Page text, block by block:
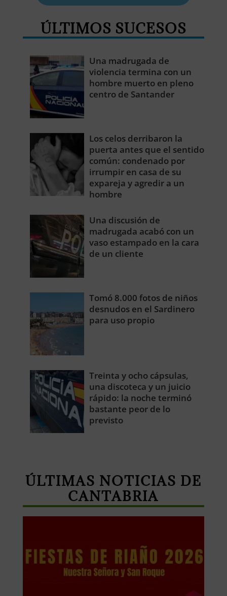
ÚLTIMOS SUCESOS
Una madrugada de
violencia termina con un
hombre muerto en pleno
centro de Santander
Los celos derribaron la
puerta antes que el sentido
común: condenado por
irrumpir en casa de su
expareja y agredir a un
hombre
Una discusión de
madrugada acabó con un
vaso estampado en la cara
de un cliente
Tomó 8.000 fotos de niños
desnudos en el Sardinero
para uso propio
Treinta y ocho cápsulas,
una discoteca y un juicio
rápido: la noche terminó
bastante peor de lo
previsto
ÚLTIMAS NOTICIAS DE
CANTABRIA